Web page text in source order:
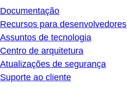
Documentação
Recursos para desenvolvedores
Assuntos de tecnologia
Centro de arquitetura
Atualizações de segurança
Suporte ao cliente